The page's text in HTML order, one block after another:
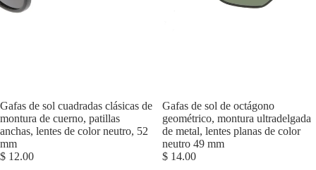
Agotado
Gafas de sol cuadradas clásicas de
montura de cuerno, patillas
anchas, lentes de color neutro, 52
mm
$ 12.00
Agotado
Gafas de sol de octágono
geométrico, montura ultradelgada
de metal, lentes planas de color
neutro 49 mm
$ 14.00